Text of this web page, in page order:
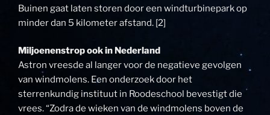
Buinen gaat laten storen door een windturbinepark op
minder dan 5 kilometer afstand. [2]
Miljoenenstrop ook in Nederland
Astron vreesde al langer voor de negatieve gevolgen
van windmolens. Een onderzoek door het
sterrenkundig instituut in Roodeschool bevestigt die
vrees. “Zodra de wieken van de windmolens boven de